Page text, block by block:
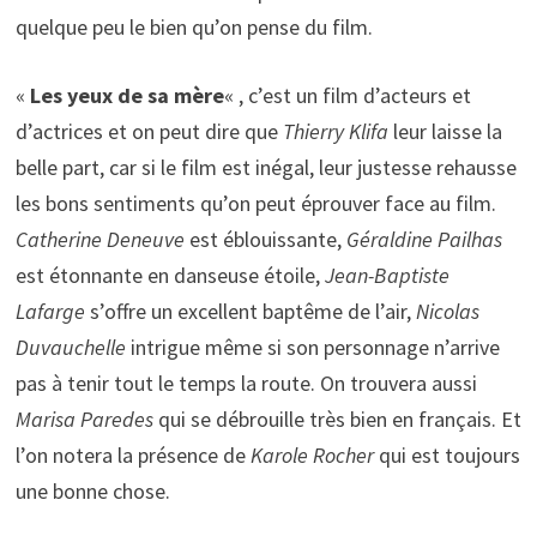
quelque peu le bien qu’on pense du film.
« Les yeux de sa mère« , c’est un film d’acteurs et
d’actrices et on peut dire que Thierry Klifa leur laisse la
belle part, car si le film est inégal, leur justesse rehausse
les bons sentiments qu’on peut éprouver face au film.
Catherine Deneuve est éblouissante, Géraldine Pailhas
est étonnante en danseuse étoile,Jean-Baptiste
Lafarge s’offre un excellent baptême de l’air,Nicolas
Duvauchelle intrigue même si son personnage n’arrive
pas à tenir tout le temps la route. On trouvera aussi
Marisa Paredesqui se débrouille très bien en français. Et
l’on notera la présence deKarole Rocherqui est toujours
une bonne chose.